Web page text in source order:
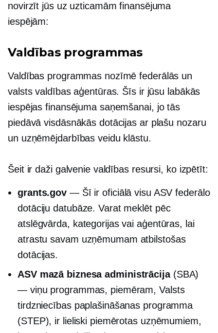
novirzīt jūs uz uzticamām finansējuma
iespējām:
Valdības programmas
Valdības programmas nozīmē federālās un
valsts valdības aģentūras. Šīs ir jūsu labākās
iespējas finansējuma saņemšanai, jo tās
piedāvā visdāsnākās dotācijas ar plašu nozaru
un uzņēmējdarbības veidu klāstu.
Šeit ir daži galvenie valdības resursi, ko izpētīt:
grants.gov — Šī ir oficiālā visu ASV federālo
dotāciju datubāze. Varat meklēt pēc
atslēgvārda, kategorijas vai aģentūras, lai
atrastu savam uzņēmumam atbilstošas ​​
dotācijas.
ASV mazā biznesa administrācija(SBA)
— viņu programmas, piemēram, Valsts
tirdzniecības paplašināšanas programma
(STEP), ir lieliski piemērotas uzņēmumiem,